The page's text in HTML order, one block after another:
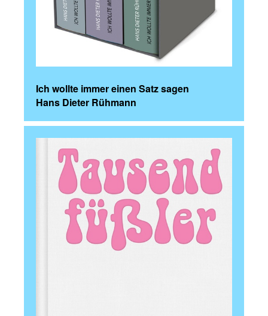
Ich wollte immer einen Satz sagen
Hans Dieter Rühmann